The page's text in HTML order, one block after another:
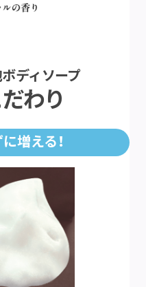
ディソープ
わり
増える！